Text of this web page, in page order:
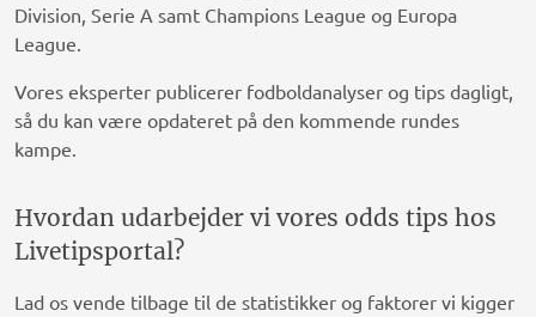
Division, Serie A samt Champions League og Europa
League.
Vores eksperter publicerer fodboldanalyser og tips dagligt,
så du kan være opdateret på den kommende rundes
kampe.
Hvordan udarbejder vi vores odds tips hos
Livetipsportal?
Lad os vende tilbage til de statistikker og faktorer vi kigger